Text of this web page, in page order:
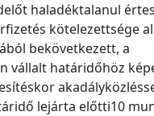
haladéktalanul
kötelezettsége
bekövetkezett, a
vállalt határidőhöz
lejárta előtti10